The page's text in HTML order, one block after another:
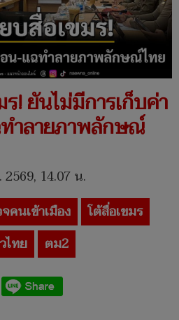
! ยันไม่มีการเก็บค่า
ำลายภาพลักษณ์
14.07 น.
คนเข้าเมือง
โต้สื่อเขมร
ไทย ตม2